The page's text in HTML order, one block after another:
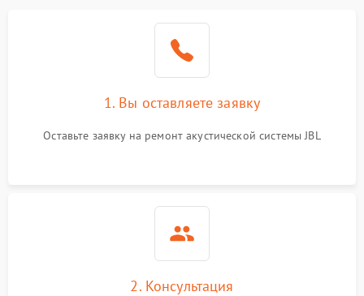
1. Вы оставляете заявку
Оставьте заявку на ремонт акустической системы JBL
2. Консультация